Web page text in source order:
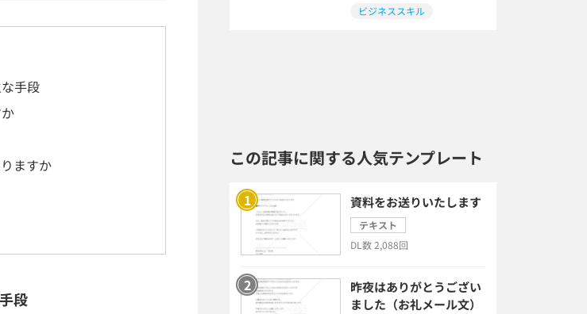
手段
ますか
段
ビジネススキル
この記事に関する人気テンプレート
資料をお送りいたします
テキスト
DL数 2,088回
昨夜はありがとうござい
ました（お礼メール文）